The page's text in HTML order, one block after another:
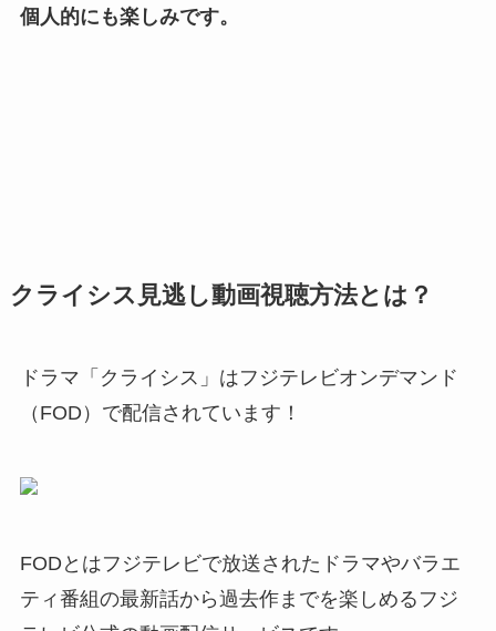
個人的にも楽しみです。
クライシス見逃し動画視聴方法とは？
ドラマ「クライシス」はフジテレビオンデマンド
（FOD）で配信されています！
FODとはフジテレビで放送されたドラマやバラエ
ティ番組の最新話から過去作までを楽しめるフジ